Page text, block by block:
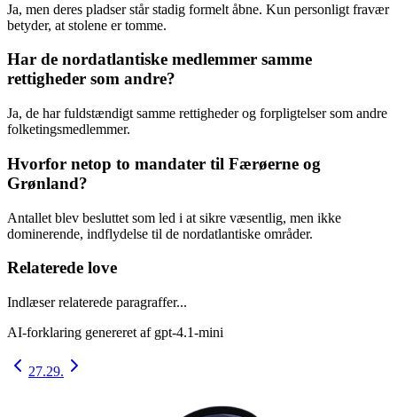
Ja, men deres pladser står stadig formelt åbne. Kun personligt fravær
betyder, at stolene er tomme.
Har de nordatlantiske medlemmer samme
rettigheder som andre?
Ja, de har fuldstændigt samme rettigheder og forpligtelser som andre
folketingsmedlemmer.
Hvorfor netop to mandater til Færøerne og
Grønland?
Antallet blev besluttet som led i at sikre væsentlig, men ikke
dominerende, indflydelse til de nordatlantiske områder.
Relaterede love
Indlæser relaterede paragraffer...
AI-forklaring genereret af gpt-4.1-mini
27.29.